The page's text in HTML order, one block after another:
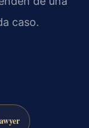
caso.